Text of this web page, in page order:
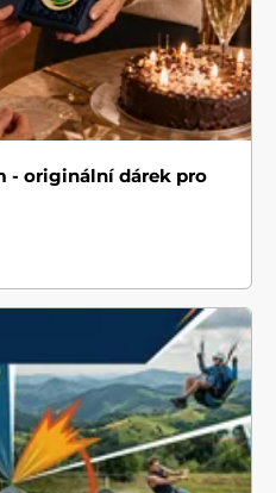
- originální dárek pro